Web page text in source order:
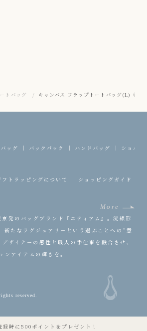
録時に500ポイントをプレゼント！
トバッグ キャンバス フラップトートバッグ(L)《
More
発のバッグブランド『エティアム』。流線形
新たなラグジュアリーという選ぶことへの“意
ザイナーの感性と職人の手仕事を融合させ、
ンアイテムの輝きを。
フトラッピングについて ショッピングガイド
ッグ バックパック ハンドバッグ ショル
reserved.